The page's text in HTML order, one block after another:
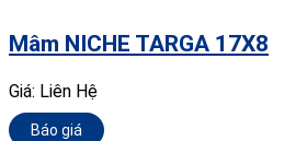
Mâm NICHE TARGA 17X8
Giá: Liên Hệ
Báo giá